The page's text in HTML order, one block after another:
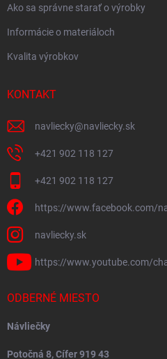
Ako sa správne starať o výrobky
Informácie o materiáloch
Kvalita výrobkov
KONTAKT
navliecky@navliecky.sk
+421 902 118 127
+421 902 118 127
https://www.facebook.com/
navliecky.sk
https://www.youtube.com/
ODBERNÉ MIESTO
Návliečky
Potočná 8, Cífer 919 43